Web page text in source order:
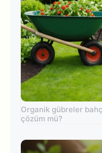
Organik gübreler
çözüm mü?